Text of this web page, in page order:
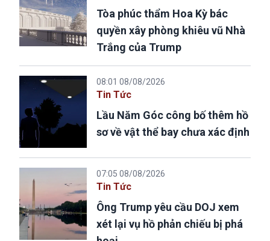
Tòa phúc thẩm Hoa Kỳ bác
quyền xây phòng khiêu vũ Nhà
Trắng của Trump
08:01 08/08/2026
Tin Tức
Lầu Năm Góc công bố thêm hồ
sơ về vật thể bay chưa xác định
07:05 08/08/2026
Tin Tức
Ông Trump yêu cầu DOJ xem
xét lại vụ hồ phản chiếu bị phá